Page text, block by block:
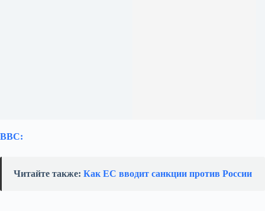
BBC:
Читайте также: Как ЕС вводит санкции против России